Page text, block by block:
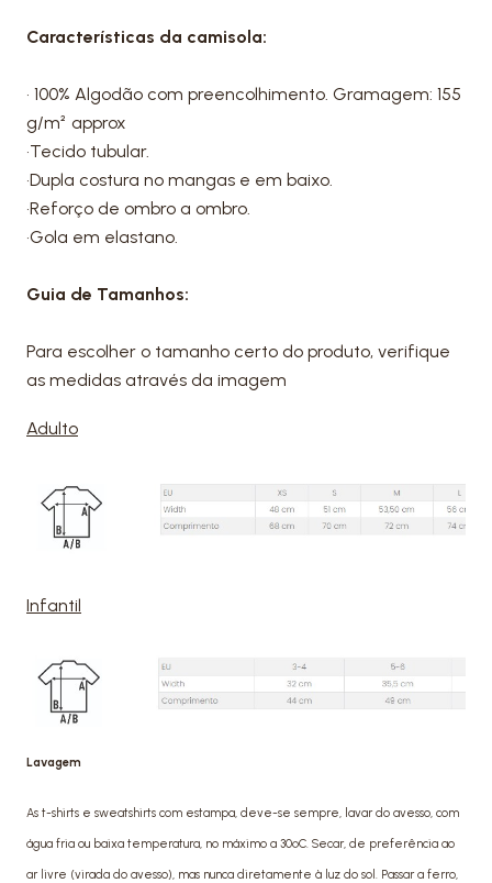
Características da camisola:
• 100% Algodão com preencolhimento. Gramagem: 155
g/m² approx
•Tecido tubular.
•Dupla costura no mangas e em baixo.
•Reforço de ombro a ombro.
•Gola em elastano.
Guia de Tamanhos:
Para escolher o tamanho certo do produto, verifique
as medidas através da imagem
Adulto
Infantil
Lavagem
As t-shirts e sweatshirts com estampa, deve-se sempre, lavar do avesso, com
água fria ou baixa temperatura, no máximo a 30ºC. Secar, de preferência ao
ar livre (virada do avesso), mas nunca diretamente à luz do sol. Passar a ferro,